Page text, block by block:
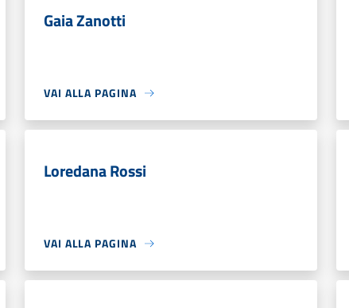
Gaia Zanotti
VAI ALLA PAGINA
Loredana Rossi
VAI ALLA PAGINA